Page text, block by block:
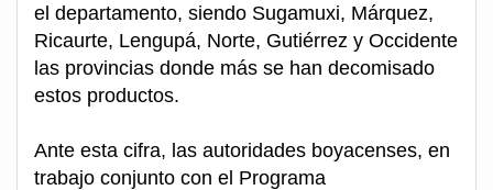
el departamento, siendo Sugamuxi, Márquez,
Ricaurte, Lengupá, Norte, Gutiérrez y Occidente
las provincias donde más se han decomisado
estos productos.
Ante esta cifra, las autoridades boyacenses, en
trabajo conjunto con el Programa